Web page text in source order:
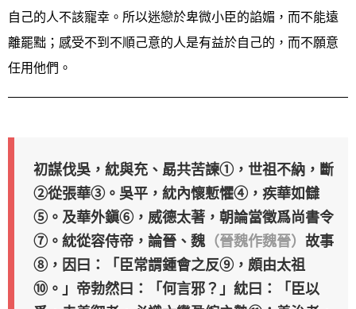
自己的人不該寵幸。所以迷戀於卑微小臣的諂媚，而不能遠
離罷黜；感受不到不順己意的人是有益於自己的，而不願意
任用他們。
初謀伐吳，紞與充、勗共苦諫①，世祖不納，斷
②從張華③。吳平，紞內懷慙懼④，疾華如讎
⑤。及華外鎭⑥，威德太著，朝論當徵爲尚書令
⑦。紞從容侍帝，論晉、魏（晉魏作魏晉） 故事
⑧，因曰：「臣常謂鍾會之反⑨，頗由太祖
⑩。」帝勃然曰：「何言邪？」紞曰：「臣以